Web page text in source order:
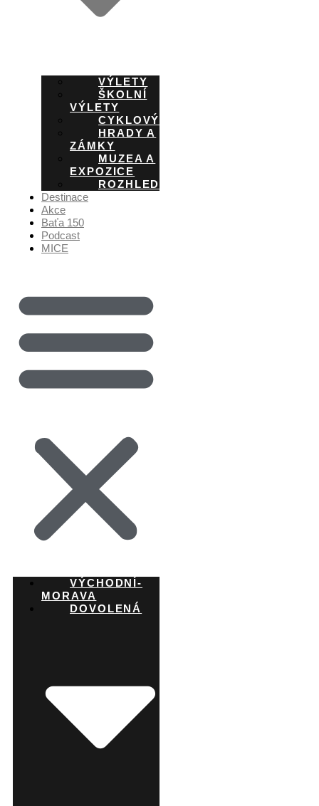
VÝLETY
ŠKOLNÍ
VÝLETY
CYKLOVÝLETY
HRADY A
ZÁMKY
MUZEA A
EXPOZICE
ROZHLEDNY
Destinace
Akce
Baťa 150
Podcast
MICE
VÝCHODNÍ-
MORAVA
DOVOLENÁ